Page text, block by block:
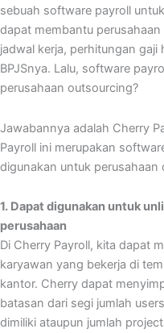
sebuah software payroll
dapat membantu
jadwal kerja, perhitungan
BPJSnya. Lalu, software
perusahaan outsourcing?
Jawabannya adalah Cherry
Payroll ini merupakan
digunakan untuk
1. Dapat digunakan untuk
perusahaan
Di Cherry Payroll, kita dapat
karyawan yang bekerja di
kantor. Cherry dapat
batasan dari segi jumlah
dimiliki ataupun jumlah